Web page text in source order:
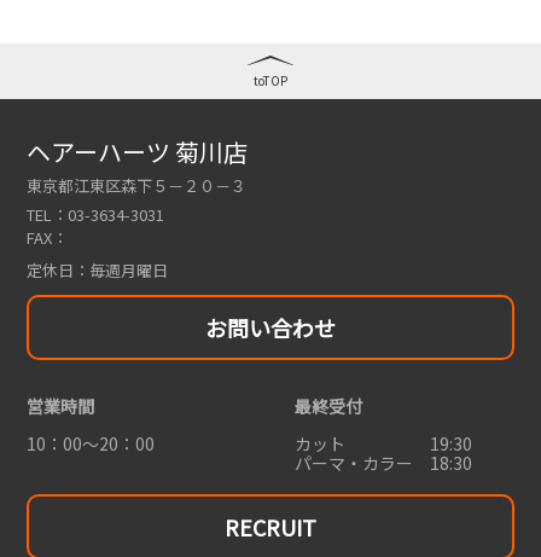
toTOP
ヘアーハーツ 菊川店
東京都江東区森下５－２０－３
TEL： 03-3634-3031
FAX：
定休日： 毎週月曜日
お問い合わせ
営業時間
10：00～20：00
最終受付
カット 19:30
パーマ・カラー 18:30
RECRUIT